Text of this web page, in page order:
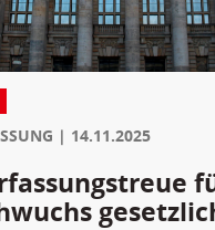
14.11.2025